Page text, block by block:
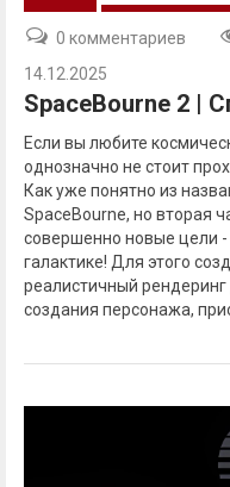
0 комментариев
14.12.2025
SpaceBourne 2 |
Если вы любите
однозначно не стоит
Как уже понятно из
SpaceBourne, но вторая
совершенно новые цели
галактике! Для этого
реалистичный
создания персонажа,